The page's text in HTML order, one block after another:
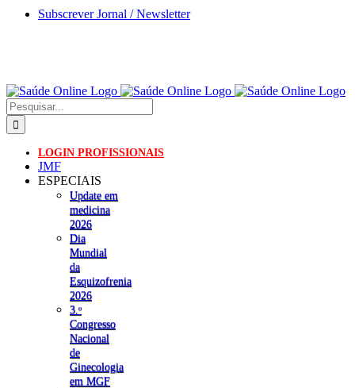
Skip
Subscrever Jornal / Newsletter
Pesquisar
LOGIN PROFISSIONAIS
JMF
ESPECIAIS
Update em
medicina
2026
Dia
Mundial
da
Esquizofrenia
2026
3.ᵒ
Congresso
Nacional
de
Ginecologia
em MGF